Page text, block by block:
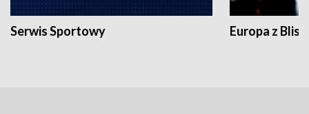
Serwis Sportowy Europa z